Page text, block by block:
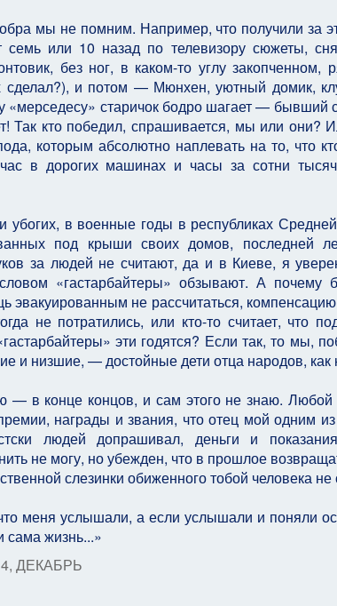
мы не помним. Например, что получили за
семь или 10 назад по телевизору сюжеты,
без ног, в каком-то углу закопченном,
сделал?), и потом — Мюнхен, уютный домик,
старичок бодро шагает — бывший
Так кто победил, спрашивается, мы или они?
которым абсолютно наплевать на то, что
в дорогих машинах и часы за сотни
в военные годы в республиках
под крыши своих домов, последней
за людей не считают, да и в Киеве, я
«гастарбайтеры» обзывают. А
не рассчитаться,
не потратились, или кто-то считает, что
эти годятся? Если так, то мы,
и низшие, — достойные дети отца народов, как
— в конце концов, и сам этого не знаю.
награды и звания, что отец мой одним
людей допрашивал, деньги и
не могу, но убежден, что в прошлое
слезинки обиженного тобой человека не
меня услышали, а если услышали и поняли
сама жизнь...»
ДЕКАБРЬ